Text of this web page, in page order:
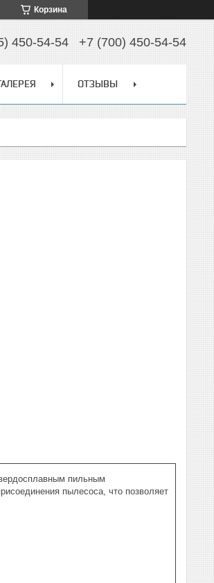
Корзина
450-54-54 +7 (700) 450-54-54
ОТЗЫВЫ
пильным
пылесоса, что позволяет